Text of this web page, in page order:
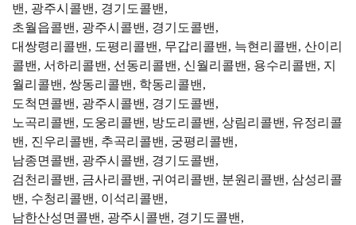
밴, 광주시콜밴, 경기도콜밴,
초월읍콜밴, 광주시콜밴, 경기도콜밴,
대쌍령리콜밴, 도평리콜밴, 무갑리콜밴, 늑현리콜밴, 산이리
콜밴, 서하리콜밴, 선동리콜밴, 신월리콜밴, 용수리콜밴, 지
월리콜밴, 쌍동리콜밴, 학동리콜밴,
도척면콜밴, 광주시콜밴, 경기도콜밴,
노곡리콜밴, 도웅리콜밴, 방도리콜밴, 상림리콜밴, 유정리콜
밴, 진우리콜밴, 추곡리콜밴, 궁평리콜밴,
남종면콜밴, 광주시콜밴, 경기도콜밴,
검천리콜밴, 금사리콜밴, 귀여리콜밴, 분원리콜밴, 삼성리콜
밴, 수청리콜밴, 이석리콜밴,
남한산성면콜밴, 광주시콜밴, 경기도콜밴,